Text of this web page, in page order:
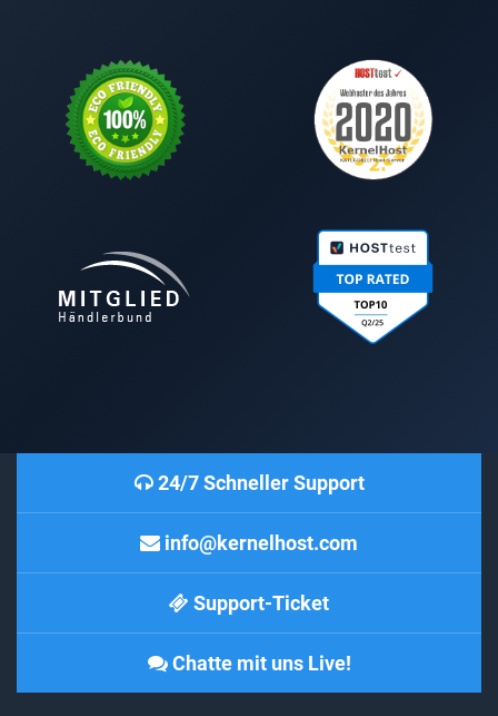
24/7 Schneller Support
info@kernelhost.com
Support-Ticket
Chatte mit uns Live!